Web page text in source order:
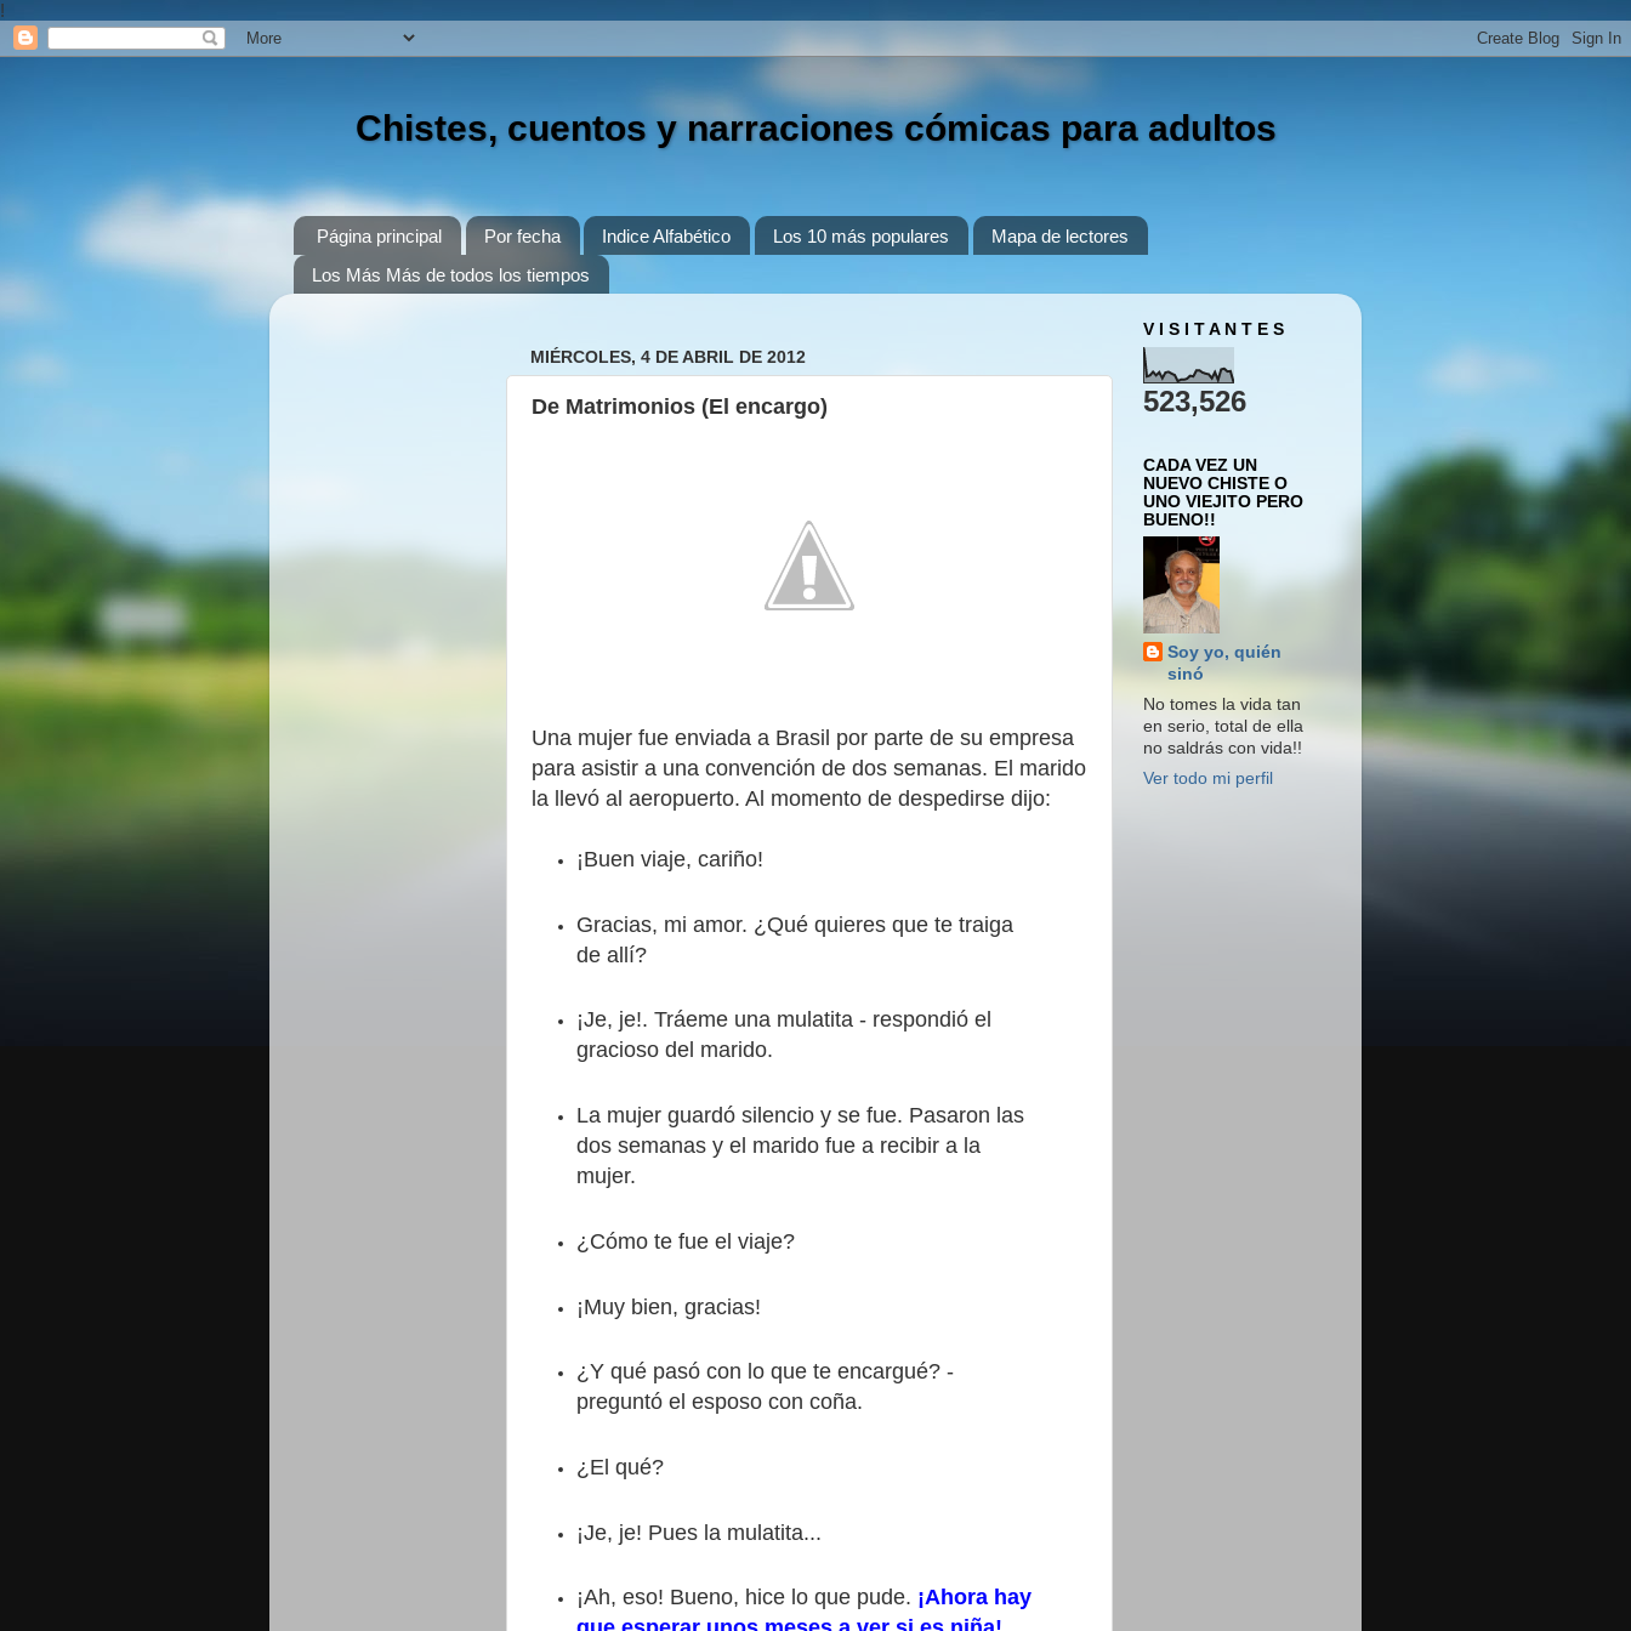
!
Chistes, cuentos y narraciones cómicas para adultos
Página principal Por fecha Indice Alfabético Los 10 más populares
Mapa de lectores
Los Más Más de todos los tiempos
MIÉRCOLES, 4 DE ABRIL DE 2012
De Matrimonios (El encargo)
Una mujer fue enviada a Brasil por parte de su empresa
para asistir a una convención de dos semanas. El marido
la llevó al aeropuerto. Al momento de despedirse dijo:
¡Buen viaje, cariño!
Gracias, mi amor. ¿Qué quieres que te traiga
de allí?
¡Je, je!. Tráeme una mulatita - respondió el
gracioso del marido.
La mujer guardó silencio y se fue. Pasaron las
dos semanas y el marido fue a recibir a la
mujer.
¿Cómo te fue el viaje?
¡Muy bien, gracias!
¿Y qué pasó con lo que te encargué? -
preguntó el esposo con coña.
¿El qué?
¡Je, je! Pues la mulatita...
¡Ah, eso! Bueno, hice lo que pude. ¡Ahora hay
V I S I T A N T E S
523,526
CADA VEZ UN
NUEVO CHISTE O
UNO VIEJITO PERO
BUENO!!
Soy yo, quién
sinó
No tomes la vida tan
en serio, total de ella
no saldrás con vida!!
Ver todo mi perfil